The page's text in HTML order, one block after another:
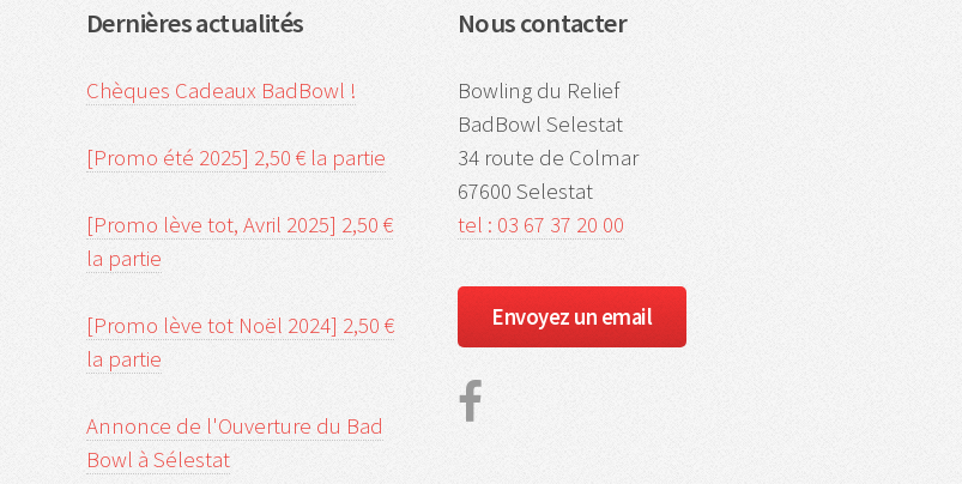
Dernières actualités
Chèques Cadeaux BadBowl !
[Promo été 2025] 2,50 € la partie
[Promo lève tot, Avril 2025] 2,50 €
la partie
[Promo lève tot Noël 2024] 2,50 €
la partie
Annonce de l'Ouverture du Bad
Bowl à Sélestat
Nous contacter
Bowling du Relief
BadBowl Selestat
34 route de Colmar
67600 Selestat
tel : 03 67 37 20 00
Envoyez un email